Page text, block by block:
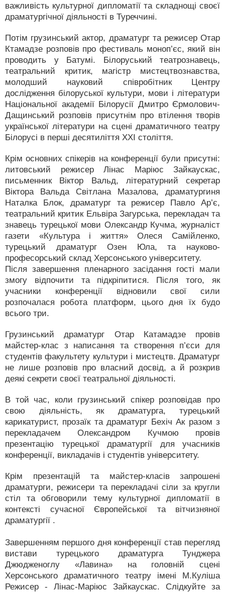
важливість культурної дипломатії та складнощі своєї
драматургічної діяльності в Туреччині.
Потім грузинський актор, драматург та режисер Отар
Ктамадзе розповів про фестиваль моноп’єс, який він
проводить у Батумі. Білоруський театрознавець,
театральний критик, магістр мистецтвознавства,
молодший науковий співробітник Центру
дослідження білоруської культури, мови і літератури
Національної академії Білорусії Дмитро Єрмолович-
Дащинський розповів присутнім про втілення творів
української літератури на сцені драматичного театру
Білорусі в перші десятиліття ХХІ століття.
Крім основних спікерів на конференції були присутні:
литовський режисер Лінас Маріюс Зайкаускас,
письменник Віктор Вальд, літературний секретар
Віктора Вальда Світлана Мазалова, драматургиня
Наталка Блок, драматург та режисер Павло Ар’є,
театральний критик Ельвіра Загурська, перекладач та
знавець турецької мови Олександр Кучма, журналіст
газети «Культура і життя» Олеся Самійленко,
турецький драматург Озен Юла, та науково-
професорський склад Херсонського університету.
Після завершення пленарного засідання гості мали
змогу відпочити та підкріпитися. Після того, як
учасники конференції відновили свої сили
розпочалася робота платформ, цього дня їх будо
всього три.
Грузинський драматург Отар Катамадзе провів
майстер-клас з написання та створення п’єси для
студентів факультету культури і мистецтв. Драматург
не лише розповів про власний досвід, а й розкрив
деякі секрети своєї театральної діяльності.
В той час, коли грузинський спікер розповідав про
свою діяльність, як драматурга, турецький
карикатурист, прозаїк та драматург Бехіч Ак разом з
перекладачем Олександром Кучмою провів
презентацію турецької драматургії для учасників
конференції, викладачів і студентів університету.
Крім презентацій та майстер-класів запрошені
драматурги, режисери та перекладачі сіли за кругли
стіл та обговорили тему культурної дипломатії в
контексті сучасної Європейської та вітчизняної
драматургії .
Завершенням першого дня конференції став перегляд
вистави турецького драматурга Тунджера
Джюдженоглу «Лавина» на головній сцені
Херсонського драматичного театру імені М.Куліша
Режисер - Лінас-Маріюс Зайкаускас. Слідкуйте за